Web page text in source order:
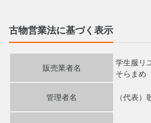
古物営業法に基づく表示
販売業者名
学生服リ
そらまめ
管理者名 （代表）